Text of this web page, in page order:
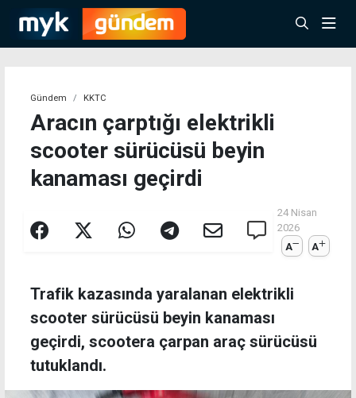
Gündem KKTC
Aracın çarptığı elektrikli
scooter sürücüsü beyin
kanaması geçirdi
24 Nisan
2026
A
A
Trafik kazasında yaralanan elektrikli
scooter sürücüsü beyin kanaması
geçirdi, scootera çarpan araç sürücüsü
tutuklandı.